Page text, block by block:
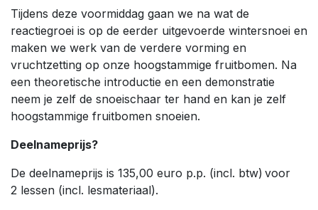
Tijdens deze voormiddag gaan we na wat de
reactiegroei is op de eerder uitgevoerde wintersnoei en
maken we werk van de verdere vorming en
vruchtzetting op onze hoogstammige fruitbomen. Na
een theoretische introductie en een demonstratie
neem je zelf de snoeischaar ter hand en kan je zelf
hoogstammige fruitbomen snoeien.
Deelnameprijs?
De deelnameprijs is 135,00 euro p.p. (incl. btw) voor
2 lessen (incl. lesmateriaal).